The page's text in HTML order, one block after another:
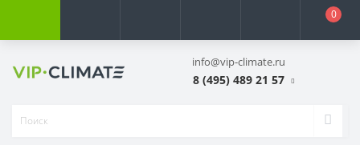
0
info@vip-climate.ru
8 (495) 489 21 57